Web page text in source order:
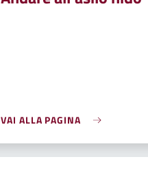
VAI ALLA PAGINA